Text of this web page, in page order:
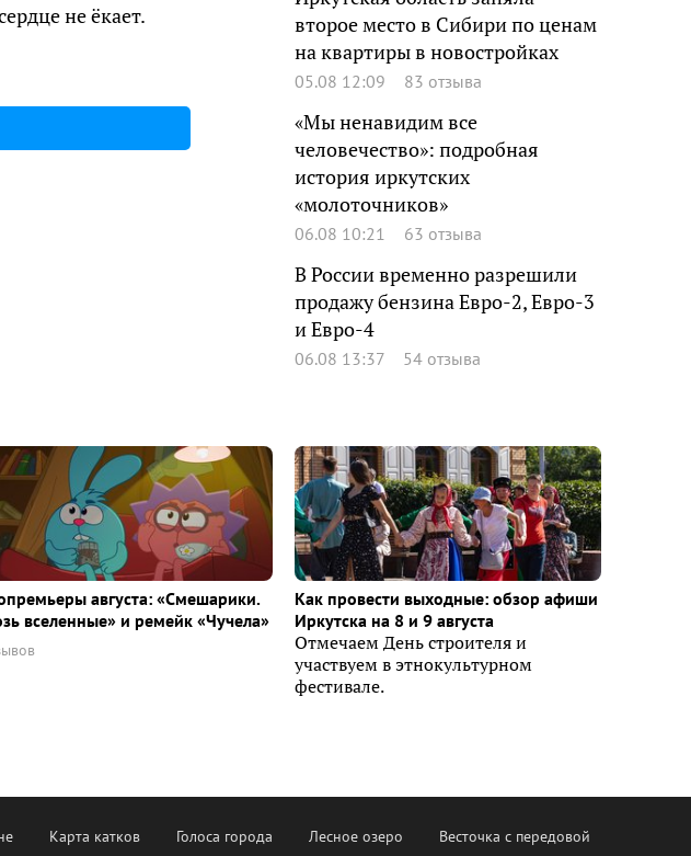
не ёкает.
второе место в Сибири по ценам
на квартиры в новостройках
05.08 12:09 83 отзыва
«Мы ненавидим все
человечество»: подробная
история иркутских
«молоточников»
06.08 10:21 63 отзыва
В России временно разрешили
продажу бензина Евро-2, Евро-3
и Евро-4
06.08 13:37 54 отзыва
августа: «Смешарики.
вселенные» и ремейк «Чучела»
Как провести выходные: обзор афиши
Иркутска на 8 и 9 августа
Отмечаем День строителя и
участвуем в этнокультурном
фестивале.
Карта катков Голоса города Лесное озеро Весточка с передовой